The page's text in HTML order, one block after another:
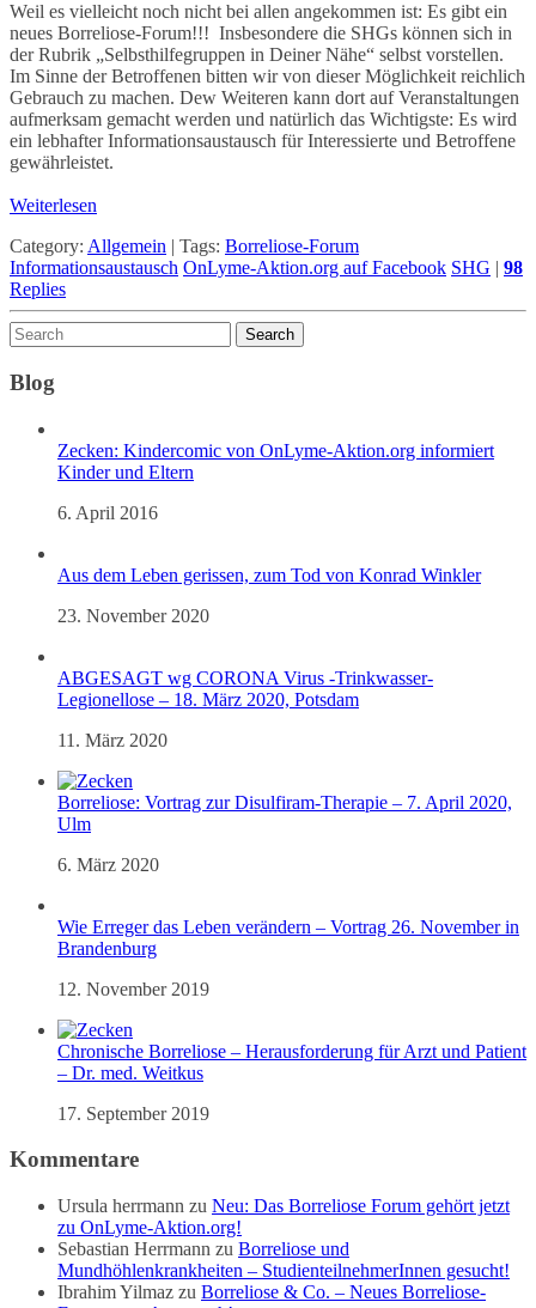
Weil es vielleicht noch nicht bei allen angekommen ist: Es gibt ein
neues Borreliose-Forum!!! Insbesondere die SHGs können sich in
der Rubrik „Selbsthilfegruppen in Deiner Nähe“ selbst vorstellen.
Im Sinne der Betroffenen bitten wir von dieser Möglichkeit reichlich
Gebrauch zu machen. Dew Weiteren kann dort auf Veranstaltungen
aufmerksam gemacht werden und natürlich das Wichtigste: Es wird
ein lebhafter Informationsaustausch für Interessierte und Betroffene
gewährleistet.
Weiterlesen
Category: Allgemein | Tags: Borreliose-Forum
Informationsaustausch OnLyme-Aktion.org auf Facebook SHG | 98
Replies
Blog
Zecken: Kindercomic von OnLyme-Aktion.org informiert
Kinder und Eltern
6. April 2016
Aus dem Leben gerissen, zum Tod von Konrad Winkler
23. November 2020
ABGESAGT wg CORONA Virus -Trinkwasser-
Legionellose – 18. März 2020, Potsdam
11. März 2020
Borreliose: Vortrag zur Disulfiram-Therapie – 7. April 2020,
Ulm
6. März 2020
Wie Erreger das Leben verändern – Vortrag 26. November in
Brandenburg
12. November 2019
Chronische Borreliose – Herausforderung für Arzt und Patient
– Dr. med. Weitkus
17. September 2019
Kommentare
Ursula herrmann zu Neu: Das Borreliose Forum gehört jetzt
zu OnLyme-Aktion.org!
Sebastian Herrmann zu Borreliose und
Mundhöhlenkrankheiten – StudienteilnehmerInnen gesucht!
Ibrahim Yilmaz zu Borreliose & Co. – Neues Borreliose-